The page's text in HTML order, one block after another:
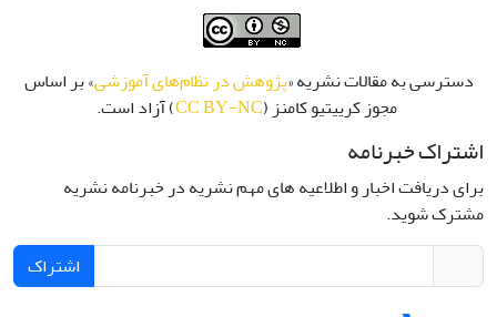
دسترسی به مقالات نشریه «پژوهش در نظام‌های آموزشی» بر اساس
مجوز کرییتیو کامنز (CC BY-NC) آزاد است.
اشتراک خبرنامه
برای دریافت اخبار و اطلاعیه های مهم نشریه در خبرنامه نشریه
مشترک شوید.
اشتراک